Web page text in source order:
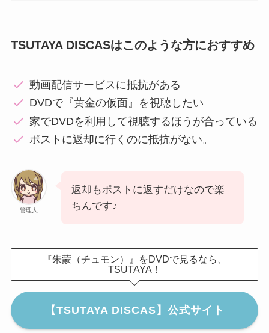
TSUTAYA DISCASはこのような方におすすめ
動画配信サービスに抵抗がある
DVDで『黄金の仮面』を視聴したい
家でDVDを利用して視聴するほうが合っている
ポストに返却に行くのに抵抗がない。
管理人
返却もポストに返すだけなので楽
ちんです♪
『朱蒙（チュモン）』をDVDで見るなら、
TSUTAYA！
【TSUTAYA DISCAS】公式サイト